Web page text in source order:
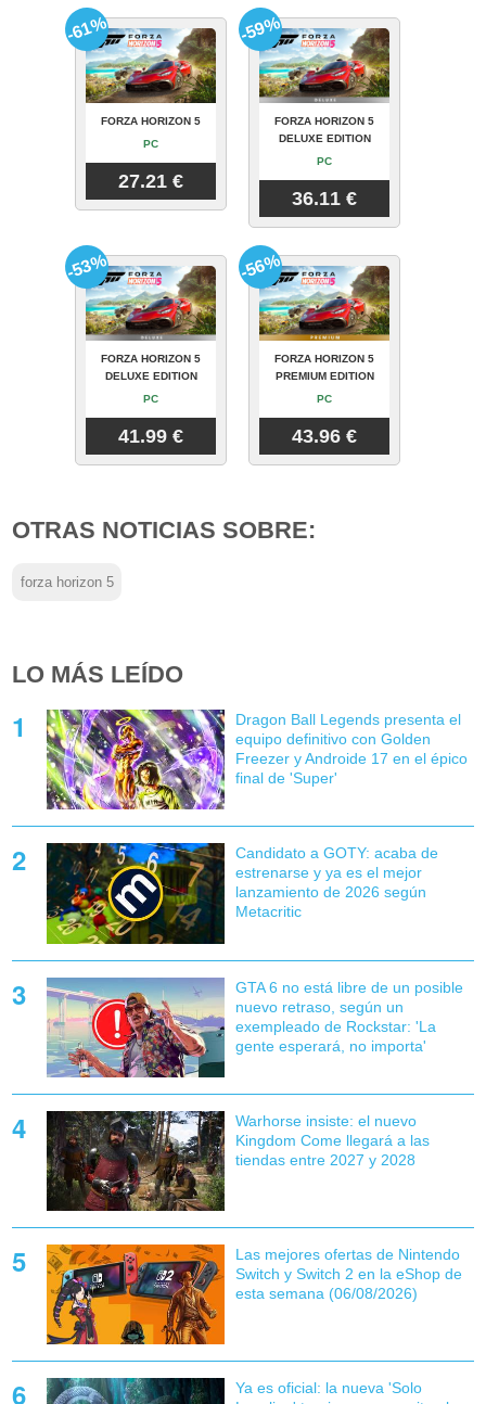
FORZA HORIZON 5
PC
27.21 €
-61%
FORZA HORIZON 5
DELUXE EDITION
PC
36.11 €
-59%
FORZA HORIZON 5
DELUXE EDITION
PC
41.99 €
-53%
FORZA HORIZON 5
PREMIUM EDITION
PC
43.96 €
-56%
OTRAS NOTICIAS SOBRE:
forza horizon 5
LO MÁS LEÍDO
Dragon Ball Legends presenta el
equipo definitivo con Golden
Freezer y Androide 17 en el épico
final de 'Super'
Candidato a GOTY: acaba de
estrenarse y ya es el mejor
lanzamiento de 2026 según
Metacritic
GTA 6 no está libre de un posible
nuevo retraso, según un
exempleado de Rockstar: 'La
gente esperará, no importa'
Warhorse insiste: el nuevo
Kingdom Come llegará a las
tiendas entre 2027 y 2028
Las mejores ofertas de Nintendo
Switch y Switch 2 en la eShop de
esta semana (06/08/2026)
Ya es oficial: la nueva 'Solo